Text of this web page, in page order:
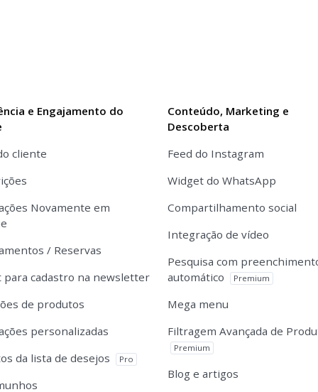
e Engajamento do
cliente
Novamente em
/ Reservas
para cadastro na newsletter
de produtos
personalizadas
da lista de desejos
Pro
Conteúdo, Marketing e
Descoberta
Feed do Instagram
Widget do WhatsApp
Compartilhamento social
Integração de vídeo
Pesquisa com
automático
Premium
Mega menu
Filtragem Avançada de
Premium
Blog e artigos